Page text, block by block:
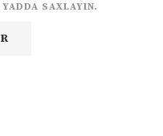
SAXLAYIN.